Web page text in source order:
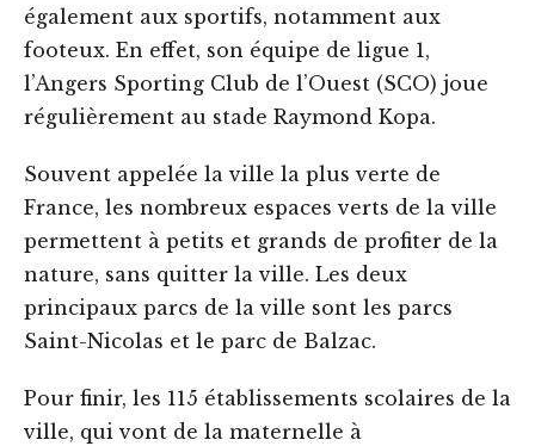
également aux sportifs, notamment aux
footeux. En effet, son équipe de ligue 1,
l’Angers Sporting Club de l’Ouest (SCO) joue
régulièrement au stade Raymond Kopa.
Souvent appelée la ville la plus verte de
France, les nombreux espaces verts de la ville
permettent à petits et grands de profiter de la
nature, sans quitter la ville. Les deux
principaux parcs de la ville sont les parcs
Saint-Nicolas et le parc de Balzac.
Pour finir, les 115 établissements scolaires de la
ville, qui vont de la maternelle à